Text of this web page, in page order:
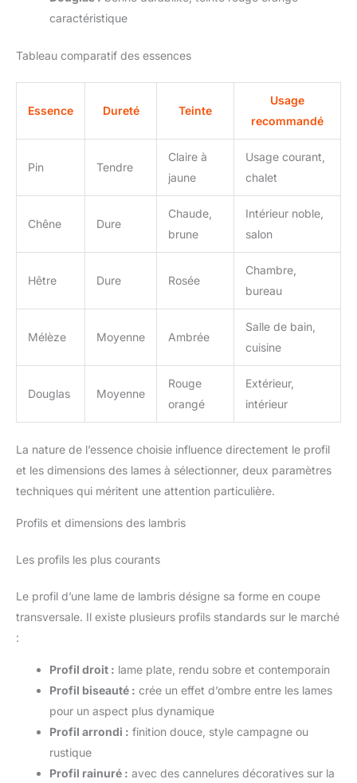
caractéristique
Tableau comparatif des essences
Essence Dureté Teinte
Usage
recommandé
Pin Tendre
Claire à
jaune
Usage courant,
chalet
Chêne Dure
Chaude,
brune
Intérieur noble,
salon
Hêtre Dure Rosée
Chambre,
bureau
Mélèze Moyenne Ambrée
Salle de bain,
cuisine
Douglas Moyenne
Rouge
orangé
Extérieur,
intérieur
La nature de l’essence choisie influence directement le profil
et les dimensions des lames à sélectionner, deux paramètres
techniques qui méritent une attention particulière.
Profils et dimensions des lambris
Les profils les plus courants
Le profil d’une lame de lambris désigne sa forme en coupe
transversale. Il existe plusieurs profils standards sur le marché
:
Profil droit : lame plate, rendu sobre et contemporain
Profil biseauté : crée un effet d’ombre entre les lames
pour un aspect plus dynamique
Profil arrondi : finition douce, style campagne ou
rustique
Profil rainuré : avec des cannelures décoratives sur la